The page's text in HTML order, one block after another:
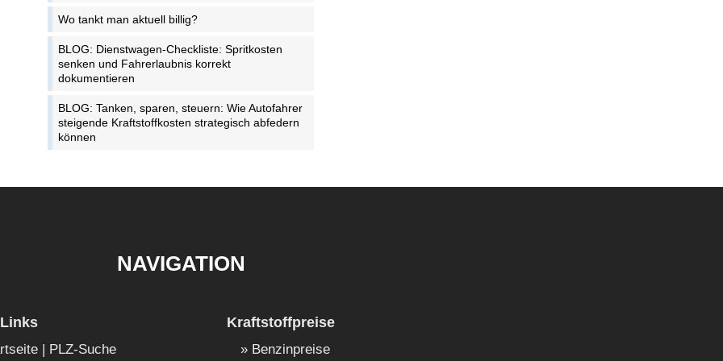
Wo tankt man aktuell billig?
BLOG: Dienstwagen-Checkliste: Spritkosten
senken und Fahrerlaubnis korrekt
dokumentieren
BLOG: Tanken, sparen, steuern: Wie Autofahrer
steigende Kraftstoffkosten strategisch abfedern
können
NAVIGATION
| PLZ-Suche
Kraftstoffpreise
Benzinpreise